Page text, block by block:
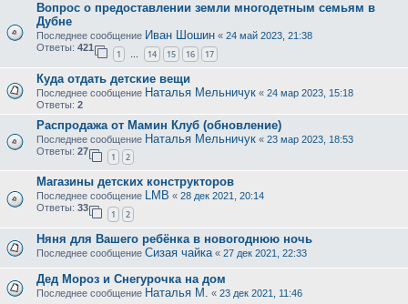
Вопрос о предоставлении земли многодетным семьям в
Дубне
Последнее сообщение Иван Шошин « 24 май 2023, 21:38
Ответы: 421
1 … 14 15 16 17
Куда отдать детские вещи
Последнее сообщение Наталья Мельничук « 24 мар 2023, 15:18
Ответы: 2
Распродажа от Мамин Клуб (обновление)
Последнее сообщение Наталья Мельничук « 23 мар 2023, 18:53
Ответы: 27
1 2
Магазины детских конструкторов
Последнее сообщение LMB « 28 дек 2021, 20:14
Ответы: 33
1 2
Няня для Вашего ребёнка в новогоднюю ночь
Последнее сообщение Сизая чайка « 27 дек 2021, 22:33
Дед Мороз и Снегурочка на дом
Последнее сообщение Наталья М. « 23 дек 2021, 11:46